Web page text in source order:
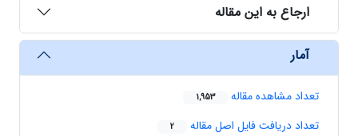
ارجاع به این مقاله
آمار
تعداد مشاهده مقاله 1,953
تعداد دریافت فایل اصل مقاله 2